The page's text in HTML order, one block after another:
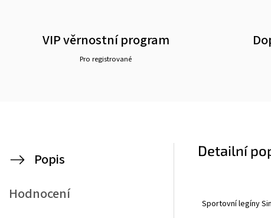
VIP věrnostní program
Pro registrované
Popis
Hodnocení
Detailní
Sportovní legíny